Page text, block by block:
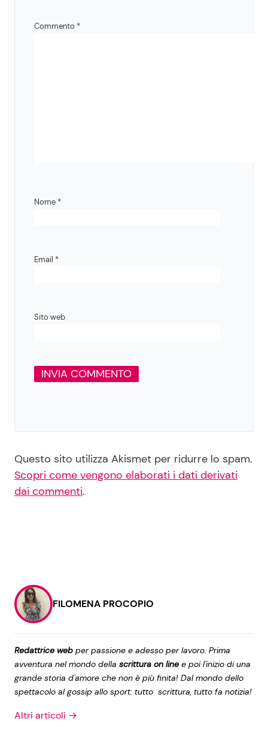
Commento *
Nome *
Email *
Sito web
Questo sito utilizza Akismet per ridurre lo spam.
Scopri come vengono elaborati i dati derivati
dai commenti.
FILOMENA PROCOPIO
Redattrice web per passione e adesso per lavoro. Prima
avventura nel mondo della scrittura on line e poi l'inizio di una
grande storia d'amore che non è più finita! Dal mondo dello
spettacolo al gossip allo sport: tutto scrittura, tutto fa notizia!
Altri articoli →